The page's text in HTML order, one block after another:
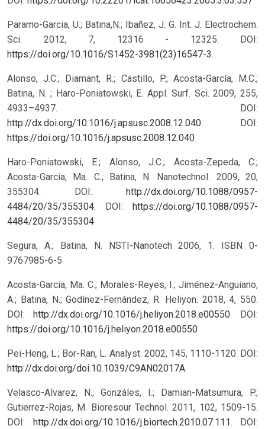
Paramo-Garcia, U.; Batina,N.; Ibañez, J. G. Int. J. Electrochem.
Sci. 2012, 7, 12316 - 12325. DOI:
https://doi.org/10.1016/S1452-3981(23)16547-3.
Alonso, J.C.; Diamant, R.; Castillo, P.; Acosta-García, M.C.;
Batina, N. ; Haro-Poniatowski, E. Appl. Surf. Sci. 2009, 255,
4933–4937. DOI:
http://dx.doi.org/10.1016/j.apsusc.2008.12.040.
DOI:
https://doi.org/10.1016/j.apsusc.2008.12.040
Haro-Poniatowski, E.; Alonso, J.C.; Acosta-Zepeda, C.;
Acosta-García, Ma. C.; Batina, N. Nanotechnol. 2009, 20,
355304. DOI:
http://dx.doi.org/10.1088/0957-
4484/20/35/355304. DOI:
https://doi.org/10.1088/0957-
4484/20/35/355304
Segura, A.; Batina, N. NSTI-Nanotech 2006, 1. ISBN 0-
9767985-6-5
Acosta-García, Ma. C.; Morales-Reyes, I.; Jiménez-Anguiano,
A.; Batina, N.; Godínez-Fernández, R. Heliyon. 2018, 4, 550.
DOI:
http://dx.doi.org/10.1016/j.heliyon.2018.e00550.
DOI:
https://doi.org/10.1016/j.heliyon.2018.e00550
Pei-Heng, L.; Bor-Ran, L. Analyst. 2002, 145, 1110-1120. DOI:
http://dx.doi.org/doi.10.1039/C9AN02017A.
Velasco-Alvarez, N.; Gonzáles, I.; Damian-Matsumura, P.;
Gutierrez-Rojas, M. Bioresour Technol. 2011, 102, 1509-15.
DOI:
http://dx.doi.org/10.1016/j.biortech.2010.07.111.
DOI: